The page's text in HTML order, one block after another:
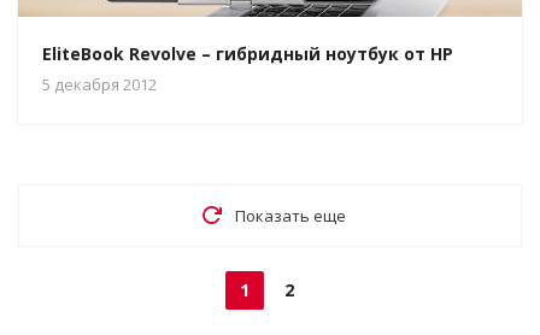
EliteBook Revolve – гибридный ноутбук от HP
5 декабря 2012
Показать еще
1 2